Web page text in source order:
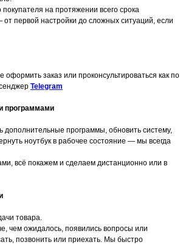
на протяжении всего срока
первой настройки до сложных ситуаций, если
оформить заказ или проконсультироваться как по
Telegram
программами
дополнительные программы, обновить систему,
ноутбук в рабочее состояние — мы всегда
всё покажем и сделаем дистанционно или в
товара.
чем ожидалось, появились вопросы или
позвонить или приехать. Мы быстро